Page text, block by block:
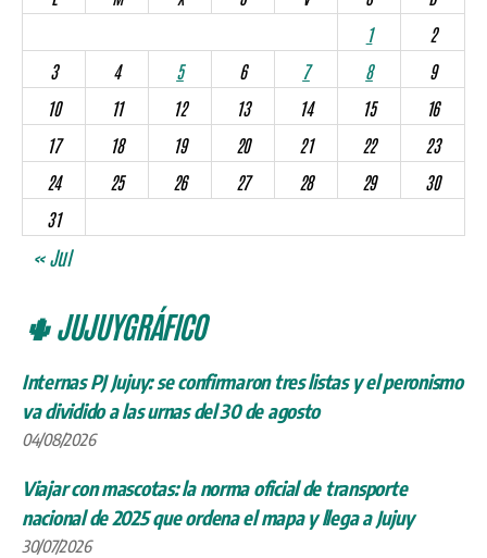
1
2
3
4 5 6 7 8
9
10
11 12 13 14 15
16
17
18 19 20 21 22
23
24
25 26 27 28 29
30
31
« Jul
🌵 JUJUYGRÁFICO
Internas PJ Jujuy: se confirmaron tres listas y el peronismo
va dividido a las urnas del 30 de agosto
04/08/2026
Viajar con mascotas: la norma oficial de transporte
nacional de 2025 que ordena el mapa y llega a Jujuy
30/07/2026